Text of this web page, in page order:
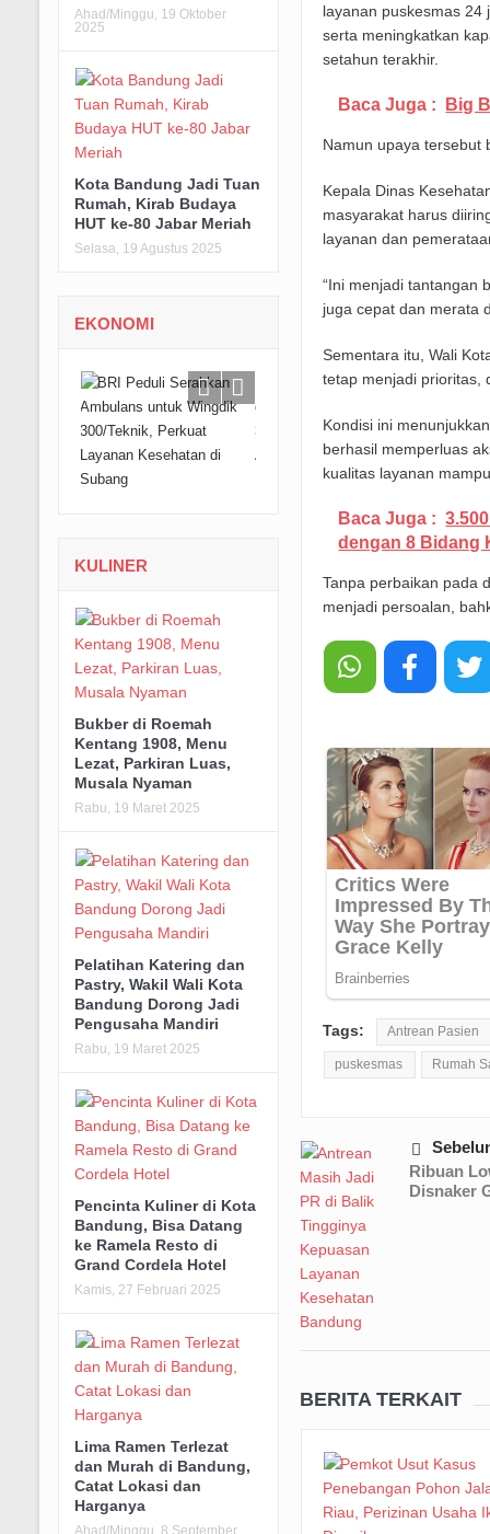
layanan puskesmas 24
serta meningkatkan
setahun terakhir.
Baca Juga : Big
Namun upaya tersebut
Kepala Dinas
masyarakat harus
layanan dan
“Ini menjadi tantangan
juga cepat dan merata
Sementara itu, Wali
tetap menjadi prioritas,
Kondisi ini
berhasil memperluas
kualitas layanan
Baca Juga :
dengan 8 Bidang
Tanpa perbaikan pada
menjadi persoalan,
Tags: Antrean Pasien
puskesmas Rumah
Ribuan
Disnaker
BERITA TERKAIT
Ahad/Minggu, 19 Oktober
2025
Kota Bandung Jadi Tuan
Rumah, Kirab Budaya
HUT ke-80 Jabar Meriah
Selasa, 19 Agustus 2025
EKONOMI
KULINER
Bukber di Roemah
Kentang 1908, Menu
Lezat, Parkiran Luas,
Musala Nyaman
Rabu, 19 Maret 2025
Pelatihan Katering dan
Pastry, Wakil Wali Kota
Bandung Dorong Jadi
Pengusaha Mandiri
Rabu, 19 Maret 2025
Pencinta Kuliner di Kota
Bandung, Bisa Datang
ke Ramela Resto di
Grand Cordela Hotel
Kamis, 27 Februari 2025
Lima Ramen Terlezat
dan Murah di Bandung,
Catat Lokasi dan
Harganya